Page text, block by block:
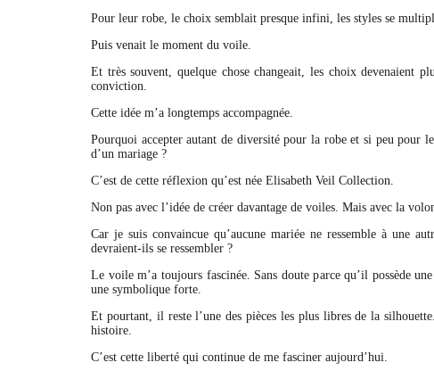
Pour leur robe, le choix semblait presque infini, les styles se
Puis venait le moment du voile.
Et très souvent, quelque chose changeait, les choix devenaient
conviction.
Cette idée m’a longtemps accompagnée.
Pourquoi accepter autant de diversité pour la robe et si peu pour
d’un mariage ?
C’est de cette réflexion qu’est née Elisabeth Veil Collection.
Non pas avec l’idée de créer davantage de voiles. Mais avec la
Car je suis convaincue qu’aucune mariée ne ressemble à une
devraient-ils se ressembler ?
Le voile m’a toujours fascinée. Sans doute parce qu’il possède
une symbolique forte.
Et pourtant, il reste l’une des pièces les plus libres de la
histoire.
C’est cette liberté qui continue de me fasciner aujourd’hui.